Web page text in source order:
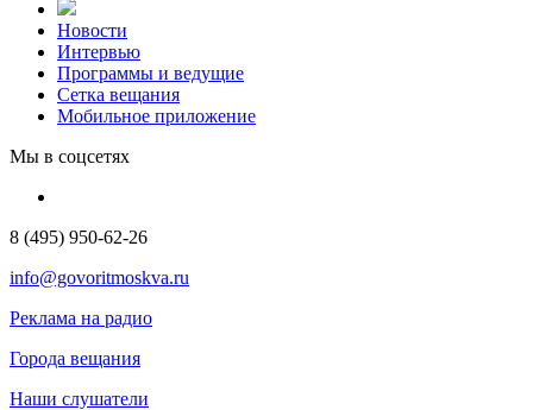
Новости
Интервью
Программы и ведущие
Сетка вещания
Мобильное приложение
Мы в соцсетях
8 (495) 950-62-26
info@govoritmoskva.ru
Реклама на радио
Города вещания
Наши слушатели